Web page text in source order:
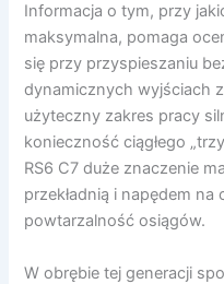
Informacja o tym, przy
maksymalna, pomaga
się przy przyspieszaniu
dynamicznych wyjściach
użyteczny zakres pracy
konieczność ciągłego
RS6 C7 duże znaczenie
przekładnią i napędem na
powtarzalność osiągów.
W obrębie tej generacji